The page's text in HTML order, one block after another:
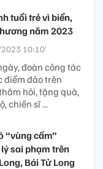
tuổi trẻ vì biển,
năm 2023
10:10’
đoàn công tác
điểm đảo trên
hỏi, tặng quà,
chiến sĩ ...
“vùng cấm”
sai phạm trên
Bái Tử Long